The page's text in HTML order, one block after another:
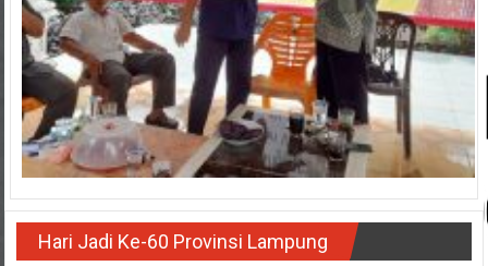
Hari Jadi Ke-60 Provinsi Lampung